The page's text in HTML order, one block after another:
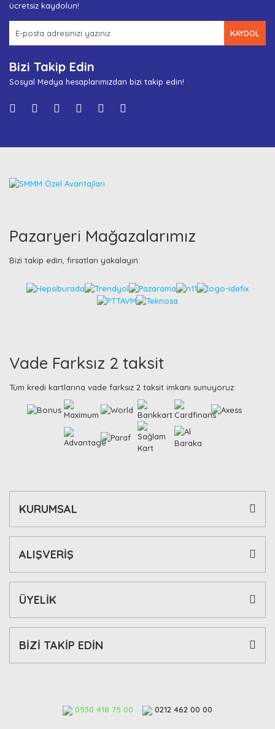
ücretsiz kaydolun!
KAYDOL
Bizi Takip Edin
Sosyal Medya hesaplarımızdan bizi takip edin!
Pazaryeri Mağazalarımız
Bizi takip edin, fırsatları yakalayın:
Vade Farksız 2 taksit
Tüm kredi kartlarına vade farksız 2 taksit imkanı sunuyoruz:
KURUMSAL
ALIŞVERİŞ
ÜYELİK
BİZİ TAKİP EDİN
0530 418 75 00 0212 462 00 00